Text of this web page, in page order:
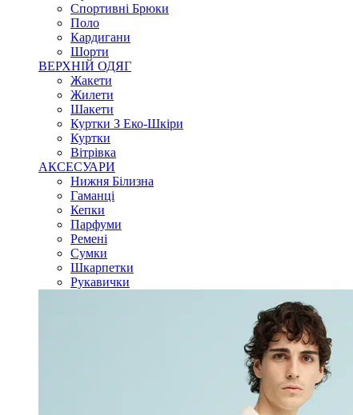
Спортивні Брюки
Поло
Кардигани
Шорти
ВЕРХНІЙ ОДЯГ
Жакети
Жилети
Шакети
Куртки З Еко-Шкіри
Куртки
Вітрівка
АКСЕСУАРИ
Нижня Білизна
Гаманці
Кепки
Парфуми
Ремені
Сумки
Шкарпетки
Рукавички